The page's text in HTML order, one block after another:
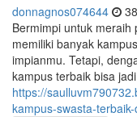
donnagnos074644
Bermimpi untuk
memiliki banyak
impianmu. Tetapi,
kampus terbaik bisa
https://
kampus-swasta-